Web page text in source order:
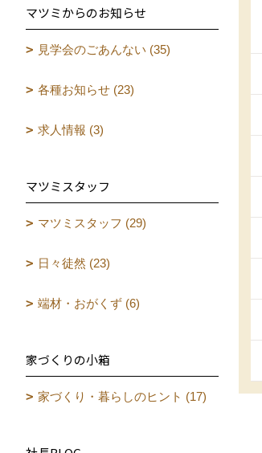
マツミからのお知らせ
見学会のごあんない (35)
各種お知らせ (23)
求人情報 (3)
マツミスタッフ
マツミスタッフ (29)
日々徒然 (23)
端材・おがくず (6)
家づくりの小箱
家づくり・暮らしのヒント (17)